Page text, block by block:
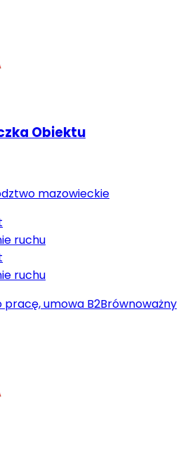
Obiektu
mazowieckie
ruchu
ruchu
pracę, umowa B2Brównoważny